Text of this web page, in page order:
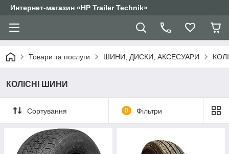
Интернет-магазин «HP Trailer Technik»
Товари та послуги ШИНИ, ДИСКИ, АКСЕСУАРИ
КОЛІСНІ ШИНИ
Сортування 0 Фільтри